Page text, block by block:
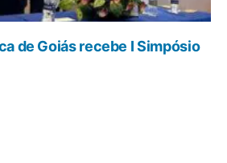
de Goiás recebe I Simpósio